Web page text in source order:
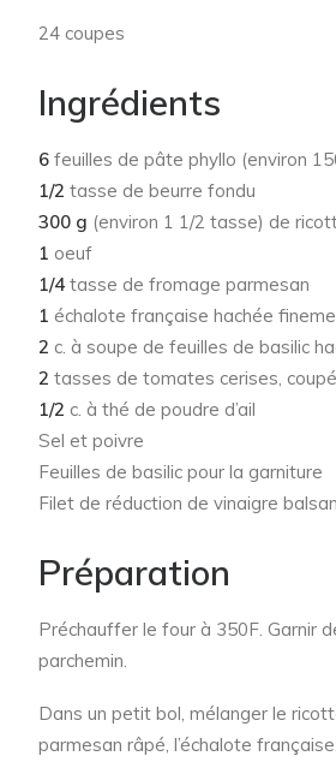
24 coupes
Ingrédients
6 feuilles de pâte phyllo (environ
1/2 tasse de beurre fondu
300 g (environ 1 1/2 tasse) de
1 oeuf
1/4 tasse de fromage parmesan
1 échalote française hachée
2 c. à soupe de feuilles de basilic
2 tasses de tomates cerises,
1/2 c. à thé de poudre d’ail
Sel et poivre
Feuilles de basilic pour la garniture
Filet de réduction de vinaigre
Préparation
Préchauffer le four à 350F. Garnir
parchemin.
Dans un petit bol, mélanger le
parmesan râpé, l’échalote